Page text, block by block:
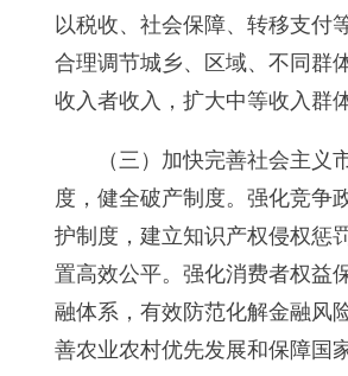
以税收、社会保障、转移支付
合理调节城乡、区域、不同群
收入者收入，扩大中等收入群
（三）加快完善社会主
度，健全破产制度。强化竞争
护制度，建立知识产权侵权惩
置高效公平。强化消费者权益
融体系，有效防范化解金融风
善农业农村优先发展和保障国